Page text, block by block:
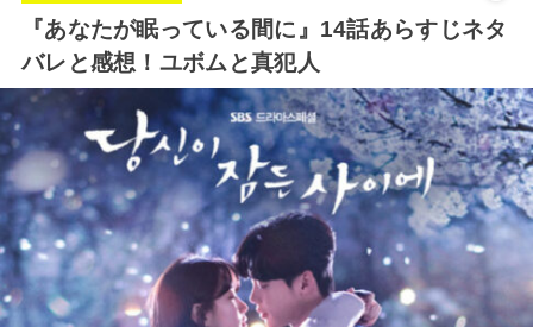
『あなたが眠っている間に』14話あらすじネタ
バレと感想！ユボムと真犯人